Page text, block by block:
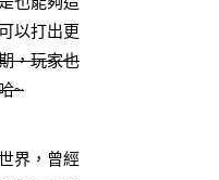
以打出更
，玩家也
~
界，曾經